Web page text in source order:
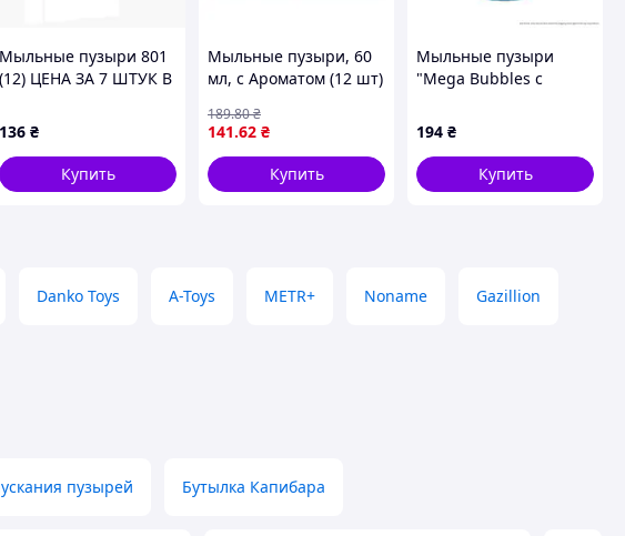
Мыльные пузыри 801
(12) ЦЕНА ЗА 7 ШТУК В
25,5 см, В ПАКЕТЕ
136 ₴
Купить
Мыльные пузыри, 60
мл, с Ароматом (12 шт)
141.62 ₴
189.80₴
Купить
Мыльные пузыри
"Mega Bubbles с
Могучие герои"
200514, 450 мл
194 ₴
Купить
Danko Toys A-Toys METR+ Noname Gazillion
пузырей Бутылка Капибара